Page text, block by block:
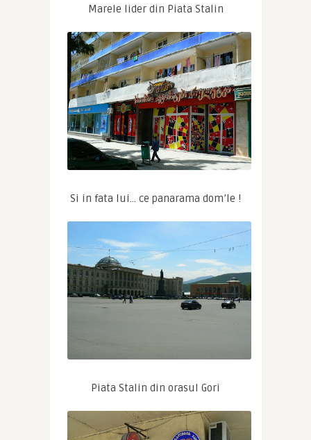
Marele lider din Piata Stalin
Si in fata lui… ce panarama dom’le !
Piata Stalin din orasul Gori